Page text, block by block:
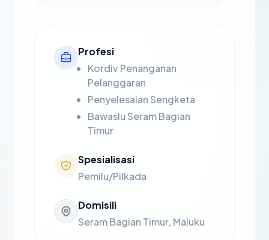
Profesi
Kordiv Penanganan
Pelanggaran
Penyelesaian Sengketa
Bawaslu Seram Bagian
Timur
Spesialisasi
Pemilu/Pilkada
Domisili
Seram Bagian Timur, Maluku